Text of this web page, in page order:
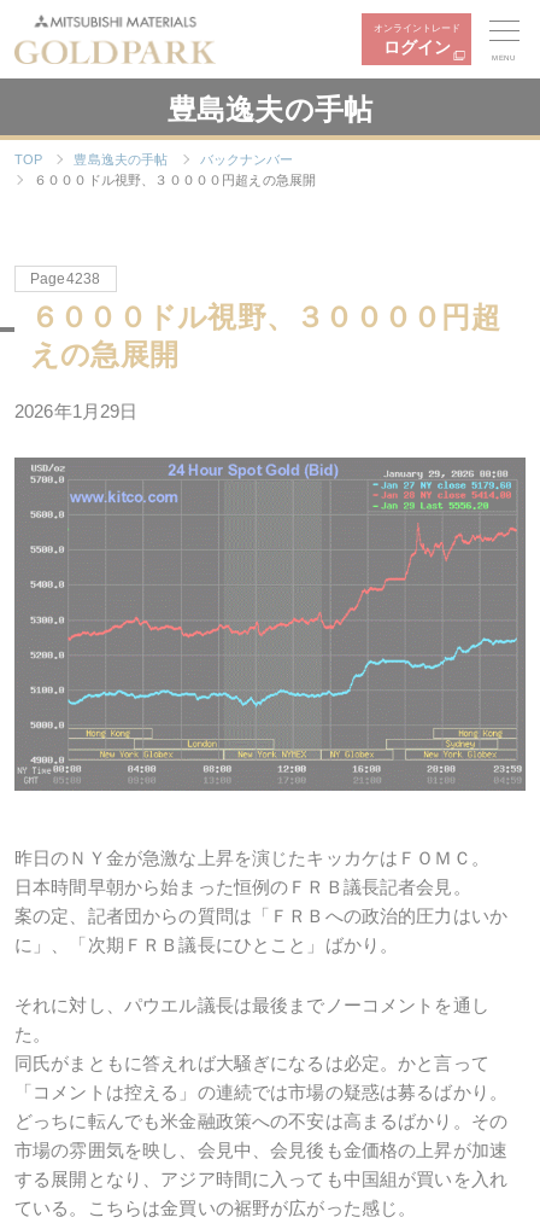
オンライントレード
ログイン
MENU
豊島逸夫の手帖
TOP 豊島逸夫の手帖
バックナンバー
６０００ドル視野、３００００円超えの急展開
Page4238
６０００ドル視野、３００００円超
えの急展開
2026年1月29日
昨日のＮＹ金が急激な上昇を演じたキッカケはＦＯＭＣ。
日本時間早朝から始まった恒例のＦＲＢ議長記者会見。
案の定、記者団からの質問は「ＦＲＢへの政治的圧力はいか
に」、「次期ＦＲＢ議長にひとこと」ばかり。
それに対し、パウエル議長は最後までノーコメントを通し
た。
同氏がまともに答えれば大騒ぎになるは必定。かと言って
「コメントは控える」の連続では市場の疑惑は募るばかり。
どっちに転んでも米金融政策への不安は高まるばかり。その
市場の雰囲気を映し、会見中、会見後も金価格の上昇が加速
する展開となり、アジア時間に入っても中国組が買いを入れ
ている。こちらは金買いの裾野が広がった感じ。